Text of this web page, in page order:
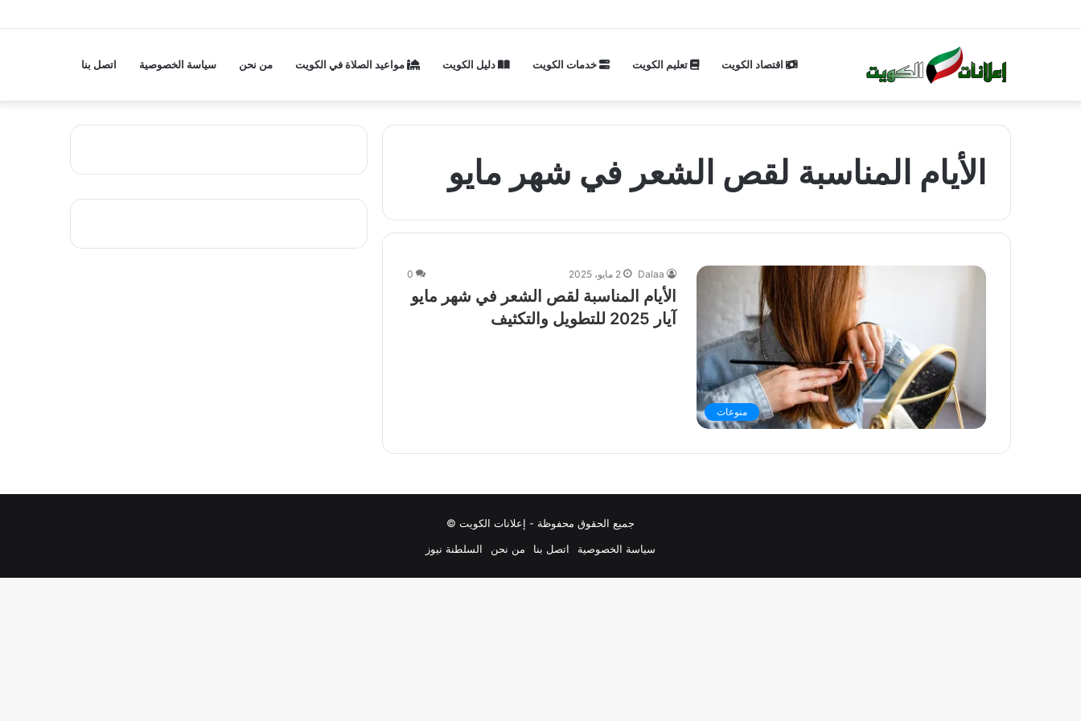
اقتصاد الكويت تعليم الكويت خدمات الكويت دليل الكويت مواعيد الصلاة في الكويت من نحن سياسة الخصوصية اتصل بنا
الأيام المناسبة لقص الشعر في شهر مايو
منوعات
Dalaa 2 مايو، 2025 0
الأيام المناسبة لقص الشعر في شهر مايو
آيار 2025 للتطويل والتكثيف
جميع الحقوق محفوظة - إعلانات الكويت ©
سياسة الخصوصية
اتصل بنا من نحن السلطنة نيوز